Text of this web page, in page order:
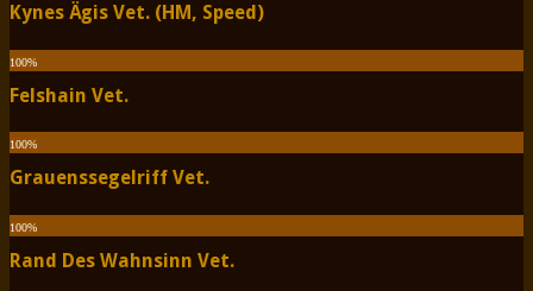
Kynes Ägis Vet. (HM, Speed)
100%
Felshain Vet.
100%
Grauenssegelriff Vet.
100%
Rand Des Wahnsinn Vet.